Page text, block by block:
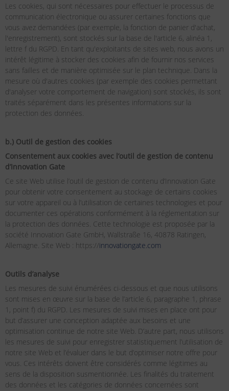
Les cookies, qui sont nécessaires pour effectuer le processus de
communication électronique ou assurer certaines fonctions que
vous avez demandées (par exemple, la fonction de panier d'achat,
l'enregistrement), sont stockés sur la base de l'article 6, alinéa 1,
lettre f du RGPD. En tant qu'exploitants de sites web, nous avons un
intérêt légitime à stocker des cookies afin de fournir nos services
sans failles et de manière optimisée sur le plan technique. Dans la
mesure où d'autres cookies (par exemple des cookies permettant
d'analyser votre comportement de navigation) sont stockés, ils sont
traités séparément dans les présentes informations sur la
protection des données.
b.) Outil de gestion des cookies
Consentement aux cookies avec l’outil de gestion de contenu
d’Innovation Gate
Ce site Web utilise l’outil de gestion de contenu d’Innovation Gate
pour obtenir votre consentement au stockage de certains cookies
sur votre appareil ou à l’utilisation de certaines technologies et pour
documenter ces opérations conformément à la réglementation sur
la protection des données. Cette technologie est proposée par la
société Innovation Gate GmbH, Wallstraße 16, 40878 Ratingen,
Allemagne. Site Web : https://innovationgate.com
Outils d’analyse
Les mesures de suivi énumérées ci-dessous et que nous utilisons
sont mises en œuvre sur la base de l’article 6, paragraphe 1, phrase
1, point f) du RGPD. Les mesures de suivi mises en place ont pour
but d’assurer une conception adaptée aux besoins et une
optimisation continue de notre site Web. D’autre part, nous utilisons
les mesures de suivi pour enregistrer statistiquement l’utilisation de
notre site Web et l’évaluer dans le but d’optimiser notre offre pour
vous. Ces intérêts doivent être considérés comme légitimes au
sens de la disposition susmentionnée. Les finalités du traitement
des données et les catégories de données concernées sont